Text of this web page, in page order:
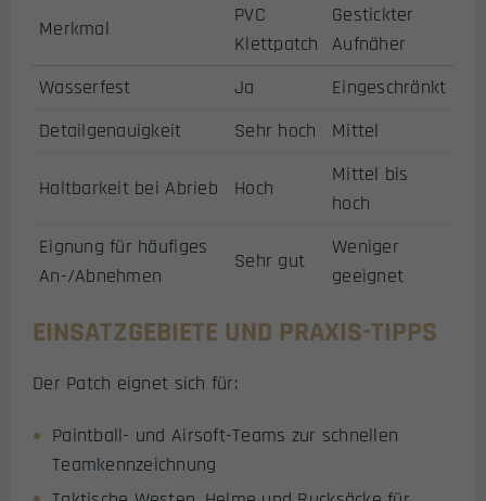
Merkmal
PVC
Klettpatch
Gestickter
Aufnäher
Wasserfest
Ja
Eingeschränkt
Detailgenauigkeit
Sehr hoch Mittel
Haltbarkeit bei Abrieb Hoch
Mittel bis
hoch
Eignung für häufiges
An-/Abnehmen
Sehr gut
Weniger
geeignet
EINSATZGEBIETE UND PRAXIS-TIPPS
Der Patch eignet sich für:
Paintball- und Airsoft-Teams zur schnellen
Teamkennzeichnung